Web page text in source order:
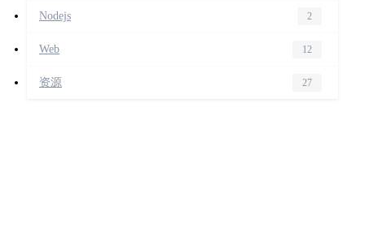
Nodejs 2
Web 12
资源 27